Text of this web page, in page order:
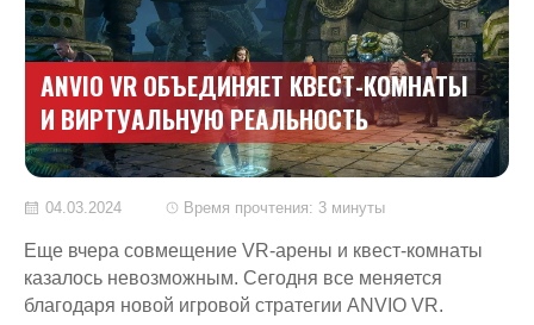
И ВИРТУАЛЬНУЮ РЕАЛЬНОСТЬ
Время прочтения: 3 минуты
Еще вчера совмещение VR-арены и квест-комнаты
казалось невозможным. Сегодня все меняется
благодаря новой игровой стратегии ANVIO VR.